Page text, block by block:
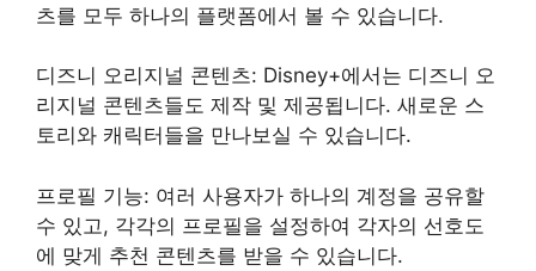
츠를 모두 하나의 플랫폼에서 볼 수 있습니다.
디즈니 오리지널 콘텐츠: Disney+에서는 디즈니 오
리지널 콘텐츠들도 제작 및 제공됩니다. 새로운 스
토리와 캐릭터들을 만나보실 수 있습니다.
프로필 기능: 여러 사용자가 하나의 계정을 공유할
수 있고, 각각의 프로필을 설정하여 각자의 선호도
에 맞게 추천 콘텐츠를 받을 수 있습니다.